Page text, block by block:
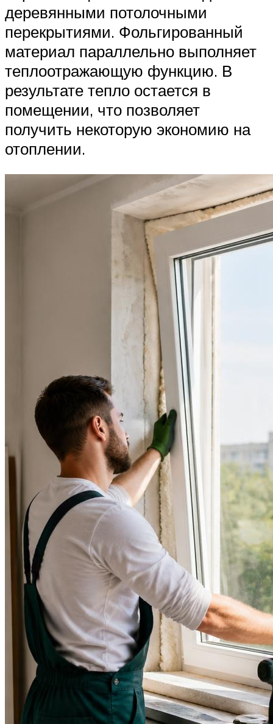
деревянными потолочными
перекрытиями. Фольгированный
материал параллельно выполняет
теплоотражающую функцию. В
результате тепло остается в
помещении, что позволяет
получить некоторую экономию на
отоплении.